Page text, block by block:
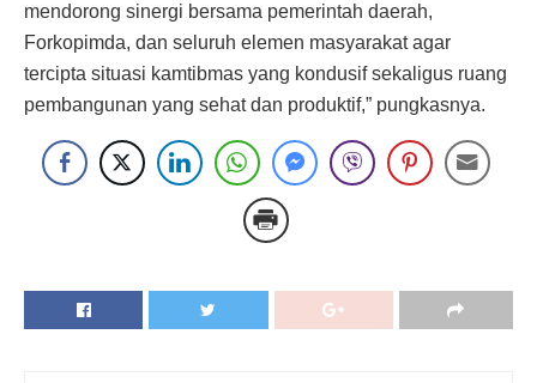
mendorong sinergi bersama pemerintah daerah,
Forkopimda, dan seluruh elemen masyarakat agar
tercipta situasi kamtibmas yang kondusif sekaligus ruang
pembangunan yang sehat dan produktif,” pungkasnya.